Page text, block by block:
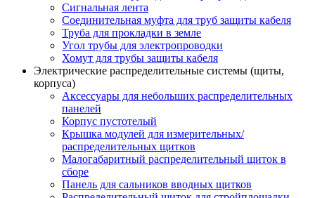
Сигнальная лента
Соединительная муфта для труб защиты кабеля
Труба для прокладки в земле
Угол трубы для электропроводки
Хомут для трубы защиты кабеля
Электрические распределительные системы (щиты,
корпуса)
Аксессуары для небольших распределительных
панелей
Корпус пустотелый
Крышка модулей для измерительных/
распределительных щитков
Малогабаритный распределительный щиток в
сборе
Панель для сальников вводных щитков